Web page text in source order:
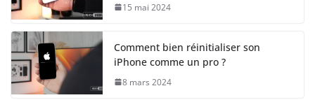
15 mai 2024
Comment bien réinitialiser son
iPhone comme un pro ?
8 mars 2024